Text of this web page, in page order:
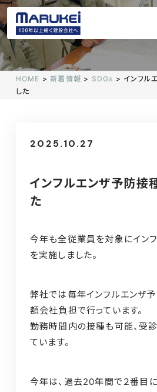
HOME >新着情報 > SDGs > インフル
した
2025.10.27
インフルエンザ予防接
た
今年も全従業員を対象にイン
を実施しました。
弊社では毎年インフルエンザ
額会社負担で行っています。
勤務時間内の接種も可能、受
ています。
今年は、過去20年間で２番目